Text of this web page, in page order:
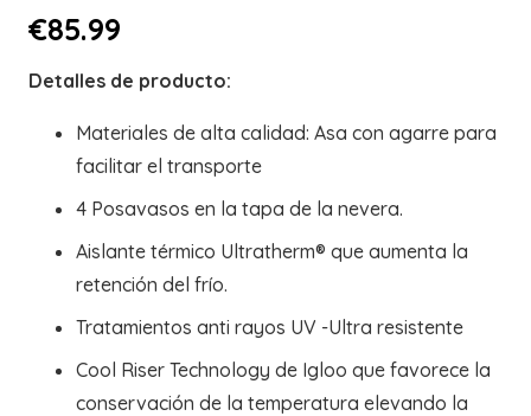
€85.99
Detalles de producto:
Materiales de alta calidad: Asa con agarre para
facilitar el transporte
4 Posavasos en la tapa de la nevera.
Aislante térmico Ultratherm® que aumenta la
retención del frío.
Tratamientos anti rayos UV -Ultra resistente
Cool Riser Technology de Igloo que favorece la
conservación de la temperatura elevando la